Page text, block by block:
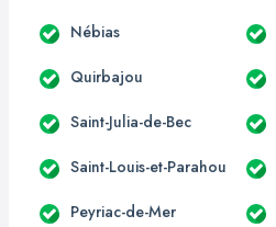
Nébias
Quirbajou
Saint-Julia-de-Bec
Saint-Louis-et-Parahou
Peyriac-de-Mer